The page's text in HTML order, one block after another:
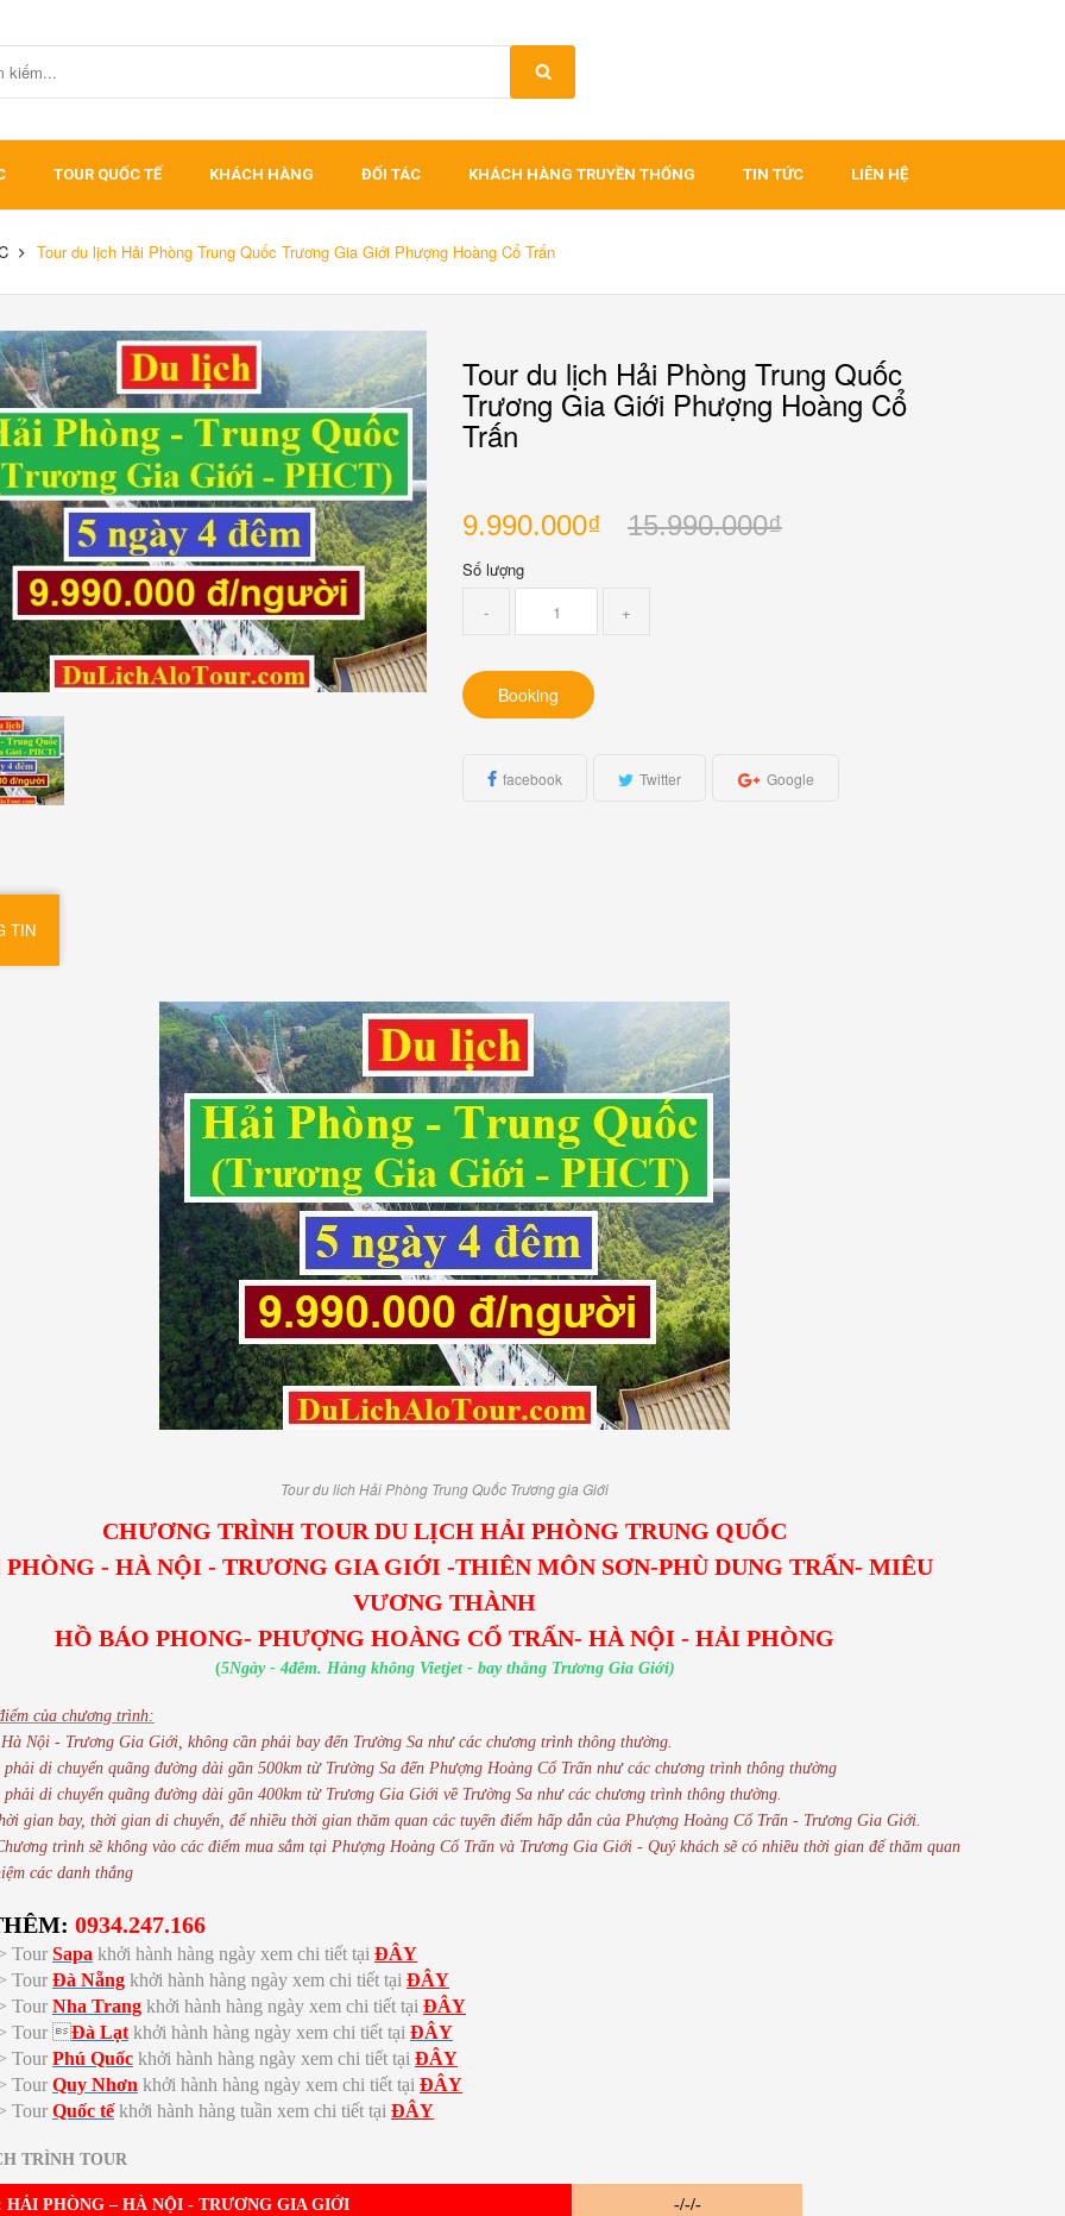
TOUR QUỐC TẾ KHÁCH HÀNG ĐỐI TÁC KHÁCH HÀNG TRUYỀN THỐNG TIN TỨC LIÊN HỆ
Tour du lịch Hải Phòng Trung Quốc Trương Gia Giới Phượng Hoàng Cổ Trấn
Tour du lịch Hải Phòng Trung Quốc
Trương Gia Giới Phượng Hoàng Cổ
Trấn
9.990.000₫ 15.990.000₫
Số lượng
-
+
Booking
facebook Twitter Google
TIN
Tour du lich Hải Phòng Trung Quốc Trương gia Giới
CHƯƠNG TRÌNH TOUR DU LỊCH HẢI PHÒNG TRUNG QUỐC
- HÀ NỘI - TRƯƠNG GIA GIỚI -THIÊN MÔN SƠN-PHÙ DUNG TRẤN- MIÊU
VƯƠNG THÀNH
HỒ BÁO PHONG- PHƯỢNG HOÀNG CỔ TRẤN- HÀ NỘI - HẢI PHÒNG
(5Ngày - 4đêm. Hàng không Vietjet - bay thẳng Trương Gia Giới)
của chương trình:
Nội - Trương Gia Giới, không cần phải bay đến Trường Sa như các chương trình thông thường.
phải di chuyển quãng đường dài gần 500km từ Trường Sa đến Phượng Hoàng Cổ Trấn như các chương trình thông thường
phải di chuyển quãng đường dài gần 400km từ Trương Gia Giới về Trường Sa như các chương trình thông thường.
gian bay, thời gian di chuyển, để nhiều thời gian thăm quan các tuyến điểm hấp dẫn của Phượng Hoàng Cổ Trấn - Trương Gia Giới.
trình sẽ không vào các điểm mua sắm tại Phượng Hoàng Cổ Trấn và Trương Gia Giới - Quý khách sẽ có nhiều thời gian để thăm quan
các danh thắng
0934.247.166
Tour Sapa khởi hành hàng ngày xem chi tiết tại ĐÂY
Tour Đà Nẵng khởi hành hàng ngày xem chi tiết tại ĐÂY
Tour Nha Trang khởi hành hàng ngày xem chi tiết tại ĐÂY
Tour Đà Lạt khởi hành hàng ngày xem chi tiết tại ĐÂY
Tour Phú Quốc khởi hành hàng ngày xem chi tiết tại ĐÂY
Tour Quy Nhơn khởi hành hàng ngày xem chi tiết tại ĐÂY
Tour Quốc tế khởi hành hàng tuần xem chi tiết tại ĐÂY
TRÌNH TOUR
HẢI PHÒNG – HÀ NỘI - TRƯƠNG GIA GIỚI
-/-/-